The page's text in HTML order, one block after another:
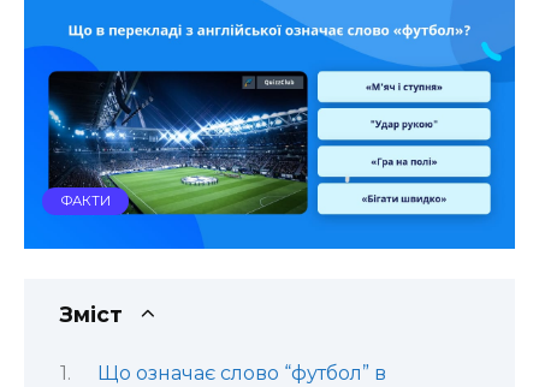
ФАКТИ
Зміст
Що означає слово “футбол” в